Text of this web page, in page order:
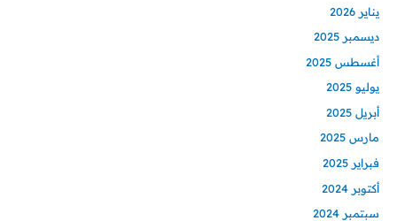
يناير 2026
ديسمبر 2025
أغسطس 2025
يوليو 2025
أبريل 2025
مارس 2025
فبراير 2025
أكتوبر 2024
سبتمبر 2024